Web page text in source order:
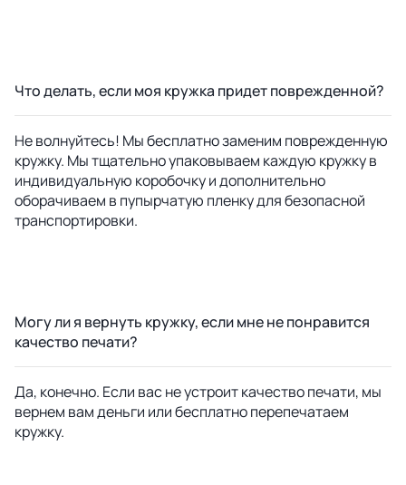
Что делать, если моя кружка придет поврежденной?
Не волнуйтесь! Мы бесплатно заменим поврежденную
кружку. Мы тщательно упаковываем каждую кружку в
индивидуальную коробочку и дополнительно
оборачиваем в пупырчатую пленку для безопасной
транспортировки.
Могу ли я вернуть кружку, если мне не понравится
качество печати?
Да, конечно. Если вас не устроит качество печати, мы
вернем вам деньги или бесплатно перепечатаем
кружку.